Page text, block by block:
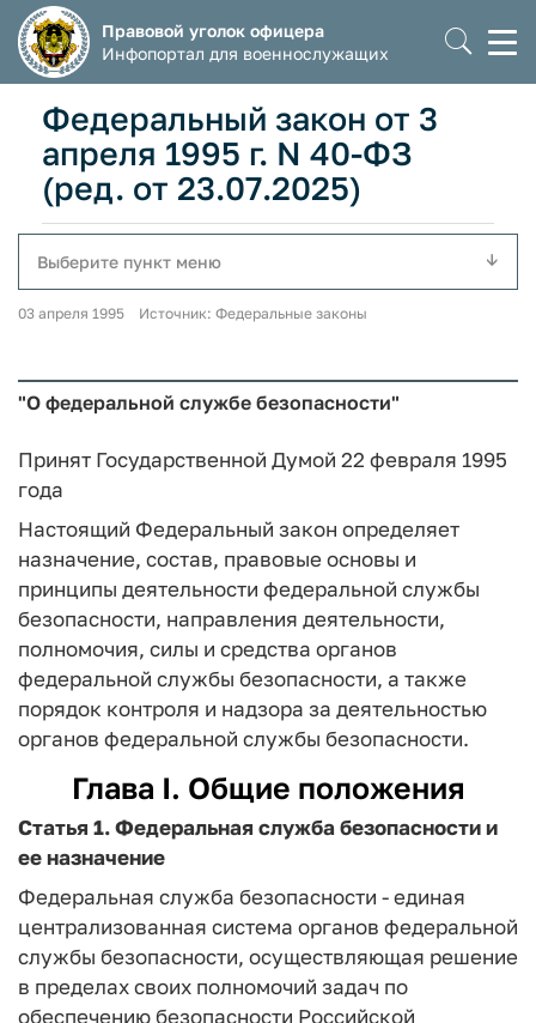
Правовой уголок офицера
Инфопортал для военнослужащих
Федеральный закон от 3
апреля 1995 г. N 40-ФЗ
(ред. от 23.07.2025)
Выберите пункт меню
03 апреля 1995 Источник: Федеральные законы
"О федеральной службе безопасности"
Принят Государственной Думой 22 февраля 1995
года
Настоящий Федеральный закон определяет
назначение, состав, правовые основы и
принципы деятельности федеральной службы
безопасности, направления деятельности,
полномочия, силы и средства органов
федеральной службы безопасности, а также
порядок контроля и надзора за деятельностью
органов федеральной службы безопасности.
Глава I. Общие положения
Статья 1.Федеральная служба безопасности и
ее назначение
Федеральная служба безопасности - единая
централизованная система органов федеральной
службы безопасности, осуществляющая решение
в пределах своих полномочий задач по
обеспечению безопасности Российской